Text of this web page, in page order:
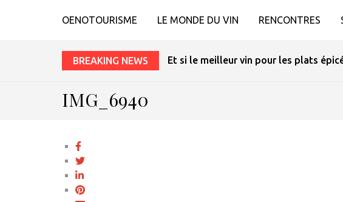
OENOTOURISME LE MONDE DU VIN RENCONTRES
BREAKING NEWS Et si le meilleur vin pour les plats
IMG_6940